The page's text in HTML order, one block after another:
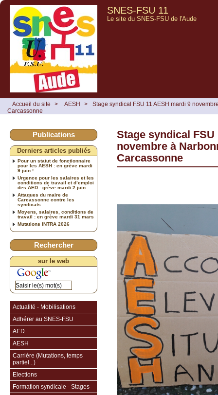
SNES-FSU 11
Le site du SNES-FSU de l'Aude
Accueil du site > AESH >
Stage syndical FSU 11 AESH mardi 9
Carcassonne
Stage syndical FSU
novembre à
Carcassonne
Publications
Derniers articles publiés
Pour un statut de fonctionnaire
pour les AESH : en grève mardi
9 juin !
Urgence pour les salaires et les
conditions de travail et d’emploi
des AED : grève mardi 2 juin
Attaques du maire de
Carcassonne contre les
syndicats
Moyens, salaires, conditions de
travail : en grève mardi 31 mars
Mutations INTRA 2026
Rechercher
sur le web
Actualité - Mobilisations
Adhérer au SNES-FSU
AED
AESH
Carrière (Mutations, temps
partiel...)
Elections
Formation syndicale - Stages